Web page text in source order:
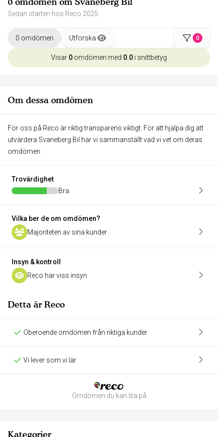
Om dessa omdömen
För oss på Reco är riktig transparens viktigt. För att hjälpa dig att
utvärdera Svaneberg Bil har vi sammanställt vad vi vet om deras
omdömen
Trovärdighet
Bra
Vilka ber de om omdömen?
Majoriteten av sina kunder
Insyn & kontroll
Reco har viss insyn
Detta är Reco
Oberoende omdömen från riktiga kunder
Vi lever som vi lär
Omdömen du kan lita på
Sedan starten hos Reco 2025
0 omdömen Utforska 0
Visar 0 omdömen med 0.0 i snittbetyg
Kategorier